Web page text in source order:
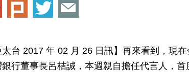
太台 2017 年 02 月 26 日訊】再來看到，現
行董事長呂桔誠，本週親自擔任代言人，